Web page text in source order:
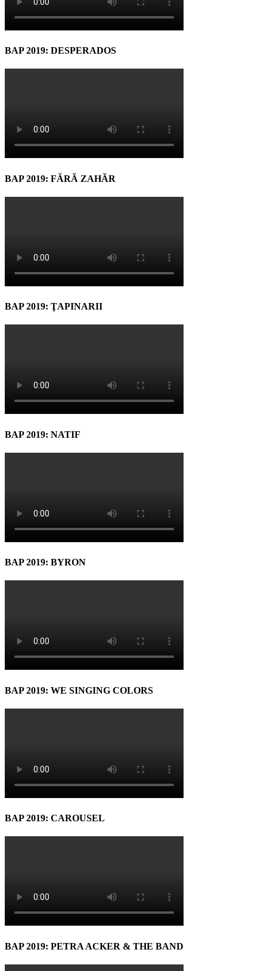
BAP 2019: DESPERADOS
BAP 2019: FĂRĂ ZAHĂR
BAP 2019: ŢAPINARII
BAP 2019: NATIF
BAP 2019: BYRON
BAP 2019: WE SINGING COLORS
BAP 2019: CAROUSEL
BAP 2019: PETRA ACKER & THE BAND